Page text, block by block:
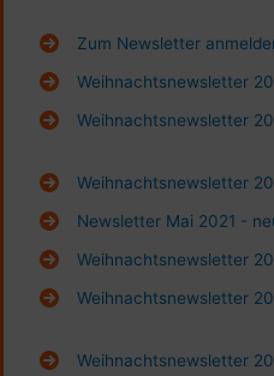
Zum Newsletter
Weihnachtsnewsletter
Weihnachtsnewsletter
Weihnachtsnewsletter
Newsletter Mai 2021 -
Weihnachtsnewsletter
Weihnachtsnewsletter
Weihnachtsnewsletter